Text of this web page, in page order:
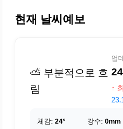
현재 날씨예보
⛅ 부분적으로 흐
림
업
↑
체감: 24° 강수: 0mm